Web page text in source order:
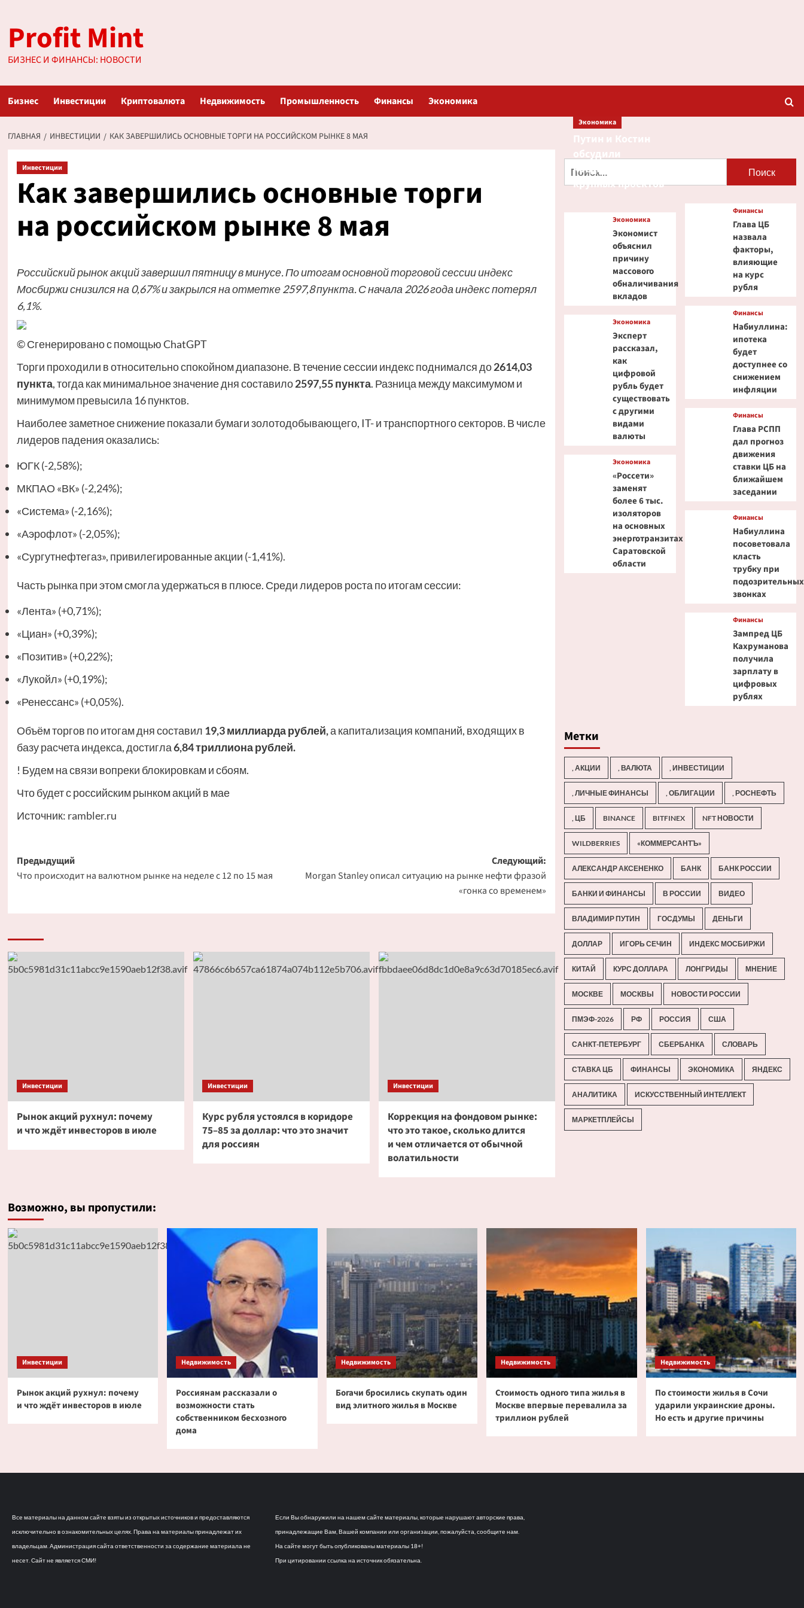
содержимому
Profit Mint
БИЗНЕС И ФИНАНСЫ: НОВОСТИ
Бизнес Инвестиции Криптовалюта Недвижимость Промышленность Финансы Экономика
ГЛАВНАЯ ИНВЕСТИЦИИ КАК ЗАВЕРШИЛИСЬ ОСНОВНЫЕ ТОРГИ НА РОССИЙСКОМ РЫНКЕ 8 МАЯ
Инвестиции
Как завершились основные торги
на российском рынке 8 мая
Российский рынок акций завершил пятницу в минусе. По итогам основной торговой сессии индекс
Мосбиржи снизился на 0,67% и закрылся на отметке 2597,8 пункта. С начала 2026 года индекс потерял
6,1%.
© Сгенерировано с помощью ChatGPT
Торги проходили в относительно спокойном диапазоне. В течение сессии индекс поднимался до2614,03
пункта, тогда как минимальное значение дня составило2597,55 пункта. Разница между максимумом и
минимумом превысила 16 пунктов.
Наиболее заметное снижение показали бумаги золотодобывающего, IT- и транспортного секторов. В числе
лидеров падения оказались:
ЮГК (-2,58%);
МКПАО «ВК» (-2,24%);
«Система» (-2,16%);
«Аэрофлот» (-2,05%);
«Сургутнефтегаз», привилегированные акции (-1,41%).
Часть рынка при этом смогла удержаться в плюсе. Среди лидеров роста по итогам сессии:
«Лента» (+0,71%);
«Циан» (+0,39%);
«Позитив» (+0,22%);
«Лукойл» (+0,19%);
«Ренессанс» (+0,05%).
Объём торгов по итогам дня составил 19,3 миллиарда рублей,а капитализация компаний, входящих в
базу расчета индекса, достигла6,84 триллиона рублей.
! Будем на связи вопреки блокировкам и сбоям.
Что будет с российским рынком акций в мае
Источник: rambler.ru
Навигация
записи
Предыдущий
Что происходит на валютном рынке на неделе с 12 по 15 мая
Следующий:
Morgan Stanley описал ситуацию на рынке нефти фразой
«гонка со временем»
Инвестиции
Рынок акций рухнул: почему
и что ждёт инвесторов в июле
Инвестиции
Курс рубля устоялся в коридоре
75–85 за доллар: что это значит
для россиян
Инвестиции
Коррекция на фондовом рынке:
что это такое, сколько длится
и чем отличается от обычной
волатильности
Экономика
кредитование
крупных проектов
Экономика
Экономист
объяснил
причину
массового
обналичивания
вкладов
Экономика
Эксперт
рассказал,
как
цифровой
рубль будет
существовать
с другими
видами
валюты
Экономика
«Россети»
заменят
более 6 тыс.
изоляторов
на основных
энерготранзитах
Саратовской
области
Финансы
Глава ЦБ
назвала
факторы,
влияющие
на курс
рубля
Финансы
Набиуллина:
ипотека
будет
доступнее со
снижением
инфляции
Финансы
Глава РСПП
дал прогноз
движения
ставки ЦБ на
ближайшем
заседании
Финансы
Набиуллина
посоветовала
класть
трубку при
подозрительных
звонках
Финансы
Зампред ЦБ
Кахруманова
получила
зарплату в
цифровых
рублях
Метки
, АКЦИИ , ВАЛЮТА , ИНВЕСТИЦИИ
, ЛИЧНЫЕ ФИНАНСЫ , ОБЛИГАЦИИ , РОСНЕФТЬ
, ЦБ BINANCE BITFINEX NFT НОВОСТИ
WILDBERRIES «КОММЕРСАНТЪ»
АЛЕКСАНДР АКСЕНЕНКО БАНК БАНК РОССИИ
БАНКИ И ФИНАНСЫ В РОССИИ ВИДЕО
ВЛАДИМИР ПУТИН ГОСДУМЫ ДЕНЬГИ
ДОЛЛАР ИГОРЬ СЕЧИН ИНДЕКС МОСБИРЖИ
КИТАЙ КУРС ДОЛЛАРА ЛОНГРИДЫ МНЕНИЕ
МОСКВЕ МОСКВЫ НОВОСТИ РОССИИ
ПМЭФ-2026 РФ РОССИЯ США
САНКТ-ПЕТЕРБУРГ СБЕРБАНКА СЛОВАРЬ
СТАВКА ЦБ ФИНАНСЫ ЭКОНОМИКА ЯНДЕКС
АНАЛИТИКА ИСКУССТВЕННЫЙ ИНТЕЛЛЕКТ
МАРКЕТПЛЕЙСЫ
Возможно, вы пропустили:
Инвестиции
Рынок акций рухнул: почему
и что ждёт инвесторов в июле
Недвижимость
Россиянам рассказали о
возможности стать
собственником бесхозного
дома
Недвижимость
Богачи бросились скупать один
вид элитного жилья в Москве
Недвижимость
Стоимость одного типа жилья в
Москве впервые перевалила за
триллион рублей
Недвижимость
По стоимости жилья в Сочи
ударили украинские дроны.
Но есть и другие причины
Все материалы на данном сайте взяты из открытых источников и предоставляются
исключительно в ознакомительных целях. Права на материалы принадлежат их
владельцам. Администрация сайта ответственности за содержание материала не
несет. Сайт не является СМИ!
Если Вы обнаружили на нашем сайте материалы, которые нарушают авторские права,
принадлежащие Вам, Вашей компании или организации, пожалуйста, сообщите нам.
На сайте могут быть опубликованы материалы 18+!
При цитировании ссылка на источник обязательна.